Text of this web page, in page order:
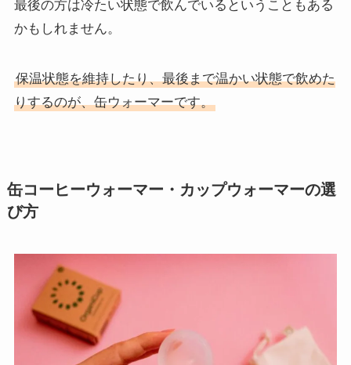
最後の方は冷たい状態で飲んでいるということもある
かもしれません。
保温状態を維持したり、最後まで温かい状態で飲めた
りするのが、缶ウォーマーです。
缶コーヒーウォーマー・カップウォーマーの選
び方